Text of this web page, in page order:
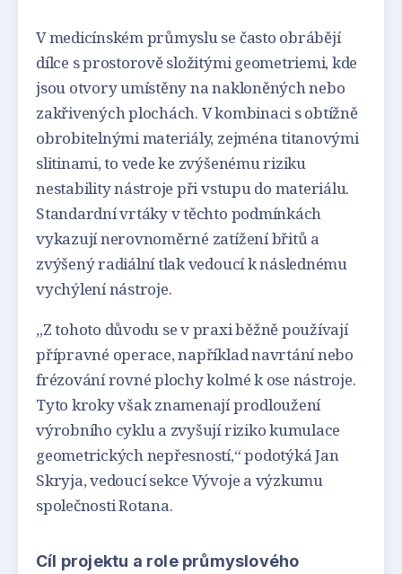
V medicínském průmyslu se často obrábějí
dílce s prostorově složitými geometriemi, kde
jsou otvory umístěny na nakloněných nebo
zakřivených plochách. V kombinaci s obtížně
obrobitelnými materiály, zejména titanovými
slitinami, to vede ke zvýšenému riziku
nestability nástroje při vstupu do materiálu.
Standardní vrtáky v těchto podmínkách
vykazují nerovnoměrné zatížení břitů a
zvýšený radiální tlak vedoucí k následnému
vychýlení nástroje.
„Z tohoto důvodu se v praxi běžně používají
přípravné operace, například navrtání nebo
frézování rovné plochy kolmé k ose nástroje.
Tyto kroky však znamenají prodloužení
výrobního cyklu a zvyšují riziko kumulace
geometrických nepřesností,“ podotýká Jan
Skryja, vedoucí sekce Vývoje a výzkumu
společnosti Rotana.
Cíl projektu a role průmyslového